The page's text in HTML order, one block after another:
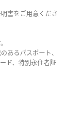
書をご用意くださ
あるパスポート、
ド、特別永住者証